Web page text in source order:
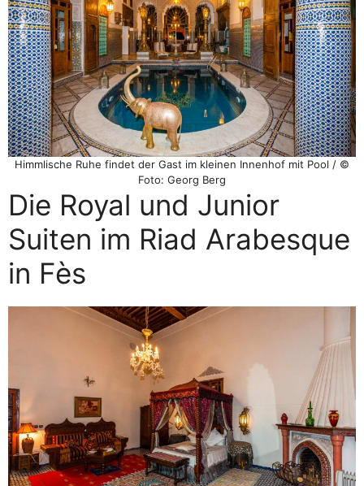
Himmlische Ruhe findet der Gast im kleinen Innenhof mit Pool / ©
Foto: Georg Berg
Die Royal und Junior
Suiten im Riad Arabesque
in Fès